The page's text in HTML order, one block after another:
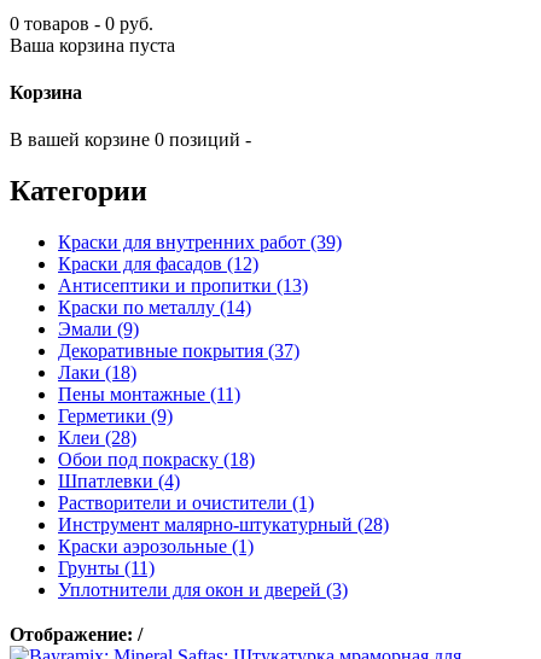
0 товаров - 0 руб.
Ваша корзина пуста
Корзина
В вашей корзине 0 позиций -
Категории
Краски для внутренних работ (39)
Краски для фасадов (12)
Антисептики и пропитки (13)
Краски по металлу (14)
Эмали (9)
Декоративные покрытия (37)
Лаки (18)
Пены монтажные (11)
Герметики (9)
Клеи (28)
Обои под покраску (18)
Шпатлевки (4)
Растворители и очистители (1)
Инструмент малярно-штукатурный (28)
Краски аэрозольные (1)
Грунты (11)
Уплотнители для окон и дверей (3)
Отображение: /